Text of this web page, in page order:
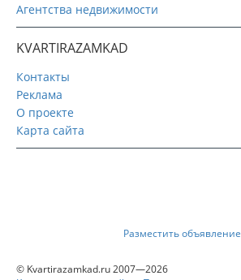
Агентства недвижимости
KVARTIRAZAMKAD
Контакты
Реклама
О проекте
Карта сайта
Разместить объявление
© Kvartirazamkad.ru 2007—2026